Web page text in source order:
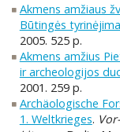
Akmens amžiaus
Būtingės
2005. 525 p.
Akmens amžius
ir archeologijos
2001. 259 p.
Archäologische
1. Weltkrieges.